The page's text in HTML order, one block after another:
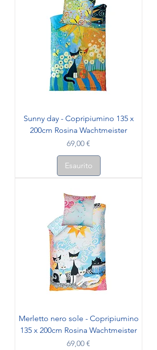
Sunny day - Copripiumino 135 x
200cm Rosina Wachtmeister
Prezzo
69,00 €
Esaurito
Merletto nero sole - Copripiumino
135 x 200cm Rosina Wachtmeister
Prezzo
69,00 €